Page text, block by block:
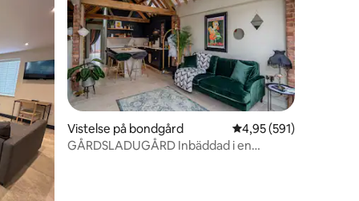
Vistelse på bondgård 4,95 av 5 i
4,95 (591)
GÅRDSLADUGÅRD Inbäddad i en